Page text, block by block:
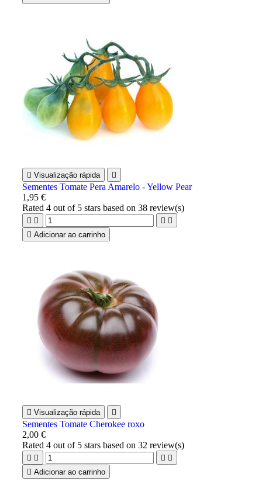
 Visualização rápida 
Sementes Tomate Pera Amarelo - Yellow Pear
1,95 €
Rated4 out of 5 stars based on38 review(s)
   
 Adicionar ao carrinho
 Visualização rápida 
Sementes Tomate Cherokee roxo
2,00 €
Rated4 out of 5 stars based on32 review(s)
   
 Adicionar ao carrinho